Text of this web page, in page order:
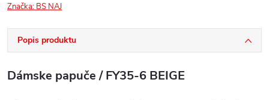
Značka: BS NAJ
Popis produktu
Dámske papuče / FY35-6 BEIGE